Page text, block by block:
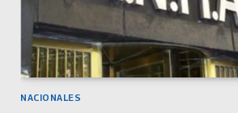
NACIONALES